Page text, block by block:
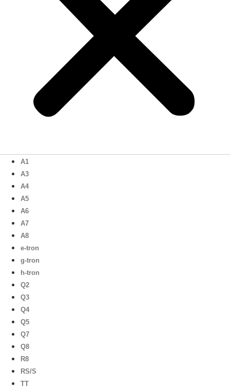
A1
A3
A4
A5
A6
A7
A8
e-tron
g-tron
h-tron
Q2
Q3
Q4
Q5
Q7
Q8
R8
RS/S
TT